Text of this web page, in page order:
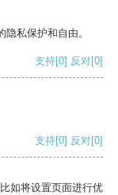
私保护和自由。
支持[0] 反对[0]
支持[0] 反对[0]
如将设置页面进行优